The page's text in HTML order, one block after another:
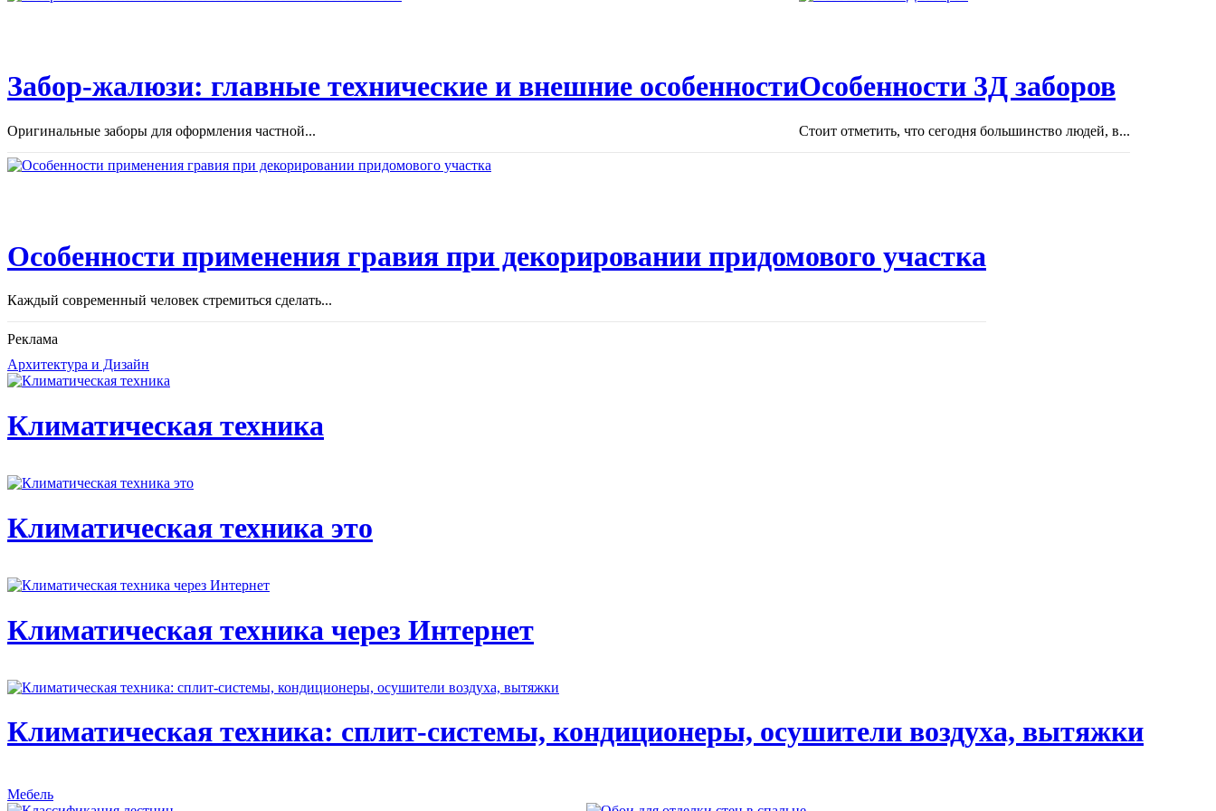
Забор-жалюзи: главные технические и внешние особенности
Оригинальные заборы для оформления частной...
Особенности 3Д заборов
Стоит отметить, что сегодня большинство людей, в...
Особенности применения гравия при декорировании придомового участка
Каждый современный человек стремиться сделать...
Реклама
Архитектура и Дизайн
Климатическая техника
Климатическая техника это
Климатическая техника через Интернет
Климатическая техника: сплит-системы, кондиционеры, осушители воздуха, вытяжки
Мебель